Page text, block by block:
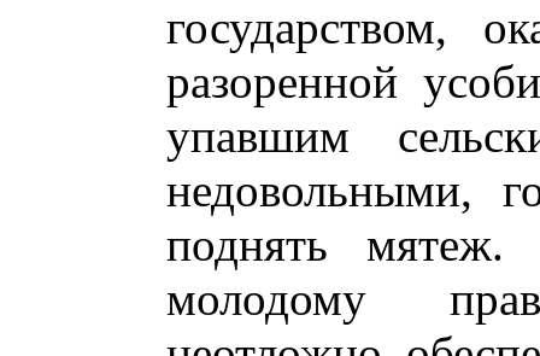
государством,
разоренной
упавшим
недовольными,
поднять мятеж.
молодому